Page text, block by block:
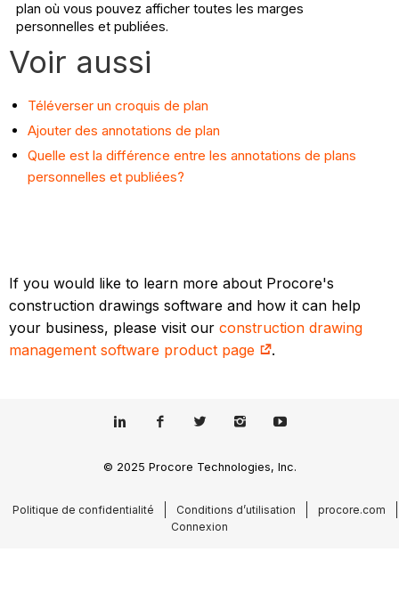
plan où vous pouvez afficher toutes les marges
personnelles et publiées.
Voir aussi
Téléverser un croquis de plan
Ajouter des annotations de plan
Quelle est la différence entre les annotations de plans
personnelles et publiées?
If you would like to learn more about Procore's
construction drawings software and how it can help
your business, please visit ourconstruction drawing
management software product page
.
© 2025 Procore Technologies, Inc.
Politique de confidentialité Conditions d’utilisation
procore.com
Connexion